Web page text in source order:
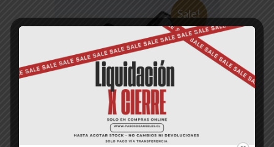
Sale!
Children’s Rasteira
Double Knot Bow |Color
Preto